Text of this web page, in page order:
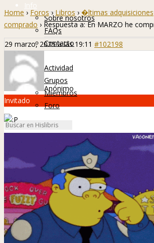
Info
Sobre nosotros
FAQs
Contacto
Hislibreños
Actividad
Grupos
Miembros
Foro
Home › Foros › Libros › �ltimas adquisiciones
comprado › Respuesta a: En MARZO he
29 marzo, 2025 a las 19:11 #102198
Anónimo
Invitado